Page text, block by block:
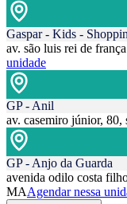
Gaspar - Kids -
av. são luis rei de
unidade
GP - Anil
av. casemiro júnior,
GP - Anjo da Guarda
avenida odilo costa
MAAgendar nessa